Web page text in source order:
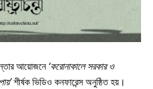
আয়োজনে‘করোনাকালে সরকার ও
শীর্ষক ভিডিও কনফারেন্স অনুষ্ঠিত হয়।